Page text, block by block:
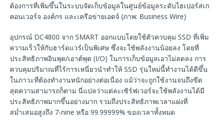
ต้องการที่เพิ่มขึ้นในระบบจัดเก็บข้อมูลในศูนย์ข้อมูลระดับไฮเปอร์สเกล
คอนเวอร์จ องค์กร และเครือข่ายเอดจ์ (ภาพ: Business Wire)
อุปกรณ์ DC4800 จาก SMART ออกแบบโดยใช้ตัวควบคุม SSD ที่เพิ่ม
ความเร็วให้กับฮาร์ดแวร์เป็นพิเศษ ซึ่งจะใช้พลังงานน้อยลง โดยที่
ประสิทธิภาพอินพุต/เอาต์พุต (I/O) ในการเก็บข้อมูลเอาไม่ลดลง การ
ควบคุมปริมาณที่ไร้การเหนี่ยวนำทำให้ SSD รุ่นใหม่นี้ทำงานได้ดีขึ้น
ในภาวะที่ต้องทำงานหนักอย่างต่อเนื่อง แม้ว่าจะถูกใช้งานจนถึงขีด
สุดความสามารถก็ตาม นี่แปลว่าแต่ละเซิร์ฟเวอร์จะใช้พลังงานได้มี
ประสิทธิภาพมากขึ้นอย่างมาก รวมถึงประสิทธิภาพเวลาแฝงที่
สม่ำเสมอสูงถึง 7-nine หรือ 99.99999% ของเวลาทั้งหมด